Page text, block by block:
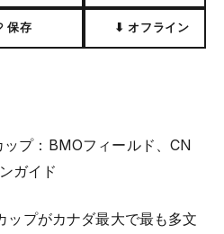
保存 ⬇ オフライン
プ：BMOフィールド、CN
ガイド
プがカナダ最大で最も多文